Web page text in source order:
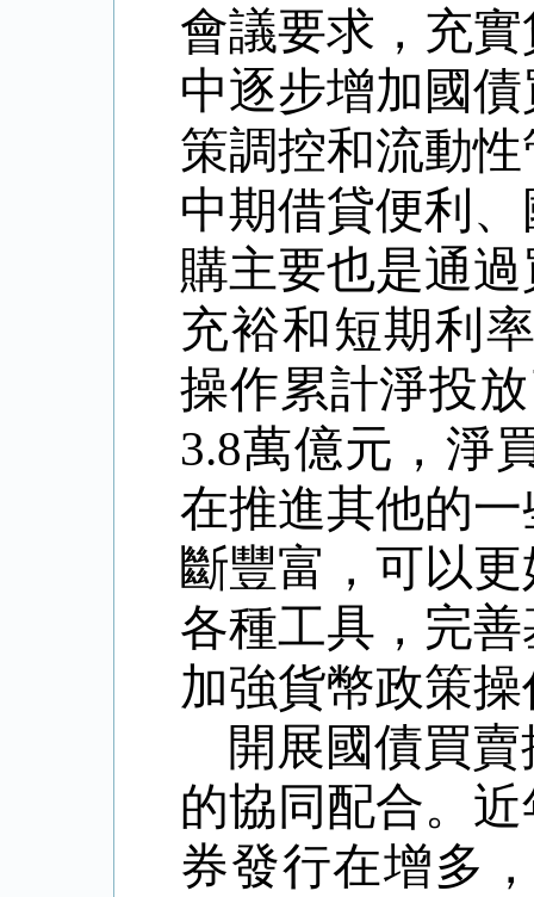
會議要求，充
中逐步增加國
策調控和流動
中期借貸便利
購主要也是通
充裕和短期利
操作累計淨投
3.8萬億元，淨
在推進其他的
斷豐富，可以
各種工具，完
加強貨幣政策
開展國債買
的協同配合。
券發行在增多